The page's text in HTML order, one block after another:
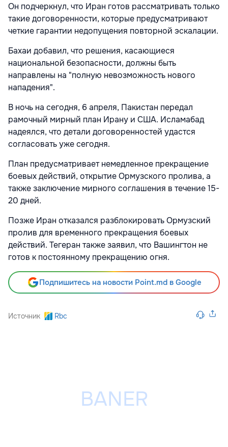
Он подчеркнул, что Иран готов рассматривать только
такие договоренности, которые предусматривают
четкие гарантии недопущения повторной эскалации.
Бахаи добавил, что решения, касающиеся
национальной безопасности, должны быть
направлены на "полную невозможность нового
нападения".
В ночь на сегодня, 6 апреля, Пакистан передал
рамочный мирный план Ирану и США. Исламабад
надеялся, что детали договоренностей удастся
согласовать уже сегодня.
План предусматривает немедленное прекращение
боевых действий, открытие Ормузского пролива, а
также заключение мирного соглашения в течение 15-
20 дней.
Позже Иран отказался разблокировать Ормузский
пролив для временного прекращения боевых
действий. Тегеран также заявил, что Вашингтон не
готов к постоянному прекращению огня.
Подпишитесь на новости Point.md в Google
Источник Rbc